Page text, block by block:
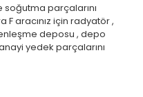
soğutma parçalarını
aracınız için radyatör ,
deposu , depo
yedek parçalarını